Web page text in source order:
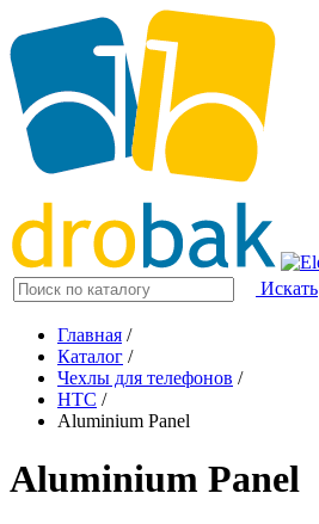
Искать
Главная /
Каталог /
Чехлы для телефонов /
HTC /
Aluminium Panel
Aluminium Panel